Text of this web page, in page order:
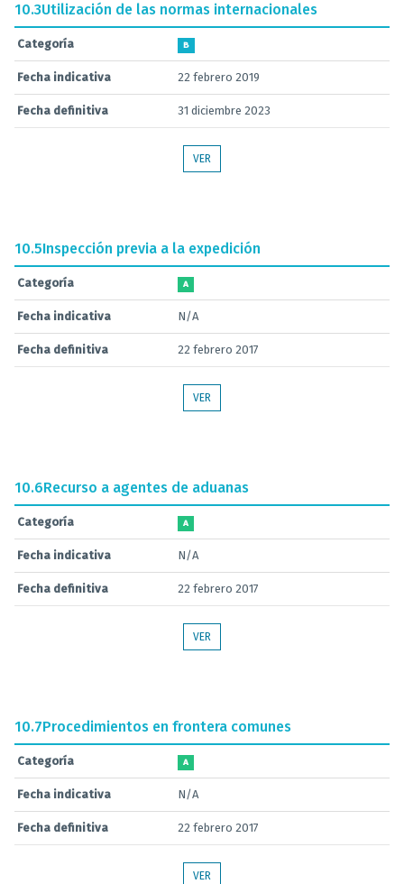
10.3Utilización de las normas internacionales
Categoría B
Fecha indicativa 22 febrero 2019
Fecha definitiva 31 diciembre 2023
VER
10.5Inspección previa a la expedición
Categoría A
Fecha indicativa N/A
Fecha definitiva 22 febrero 2017
VER
10.6Recurso a agentes de aduanas
Categoría A
Fecha indicativa N/A
Fecha definitiva 22 febrero 2017
VER
10.7Procedimientos en frontera comunes
Categoría A
Fecha indicativa N/A
Fecha definitiva 22 febrero 2017
VER